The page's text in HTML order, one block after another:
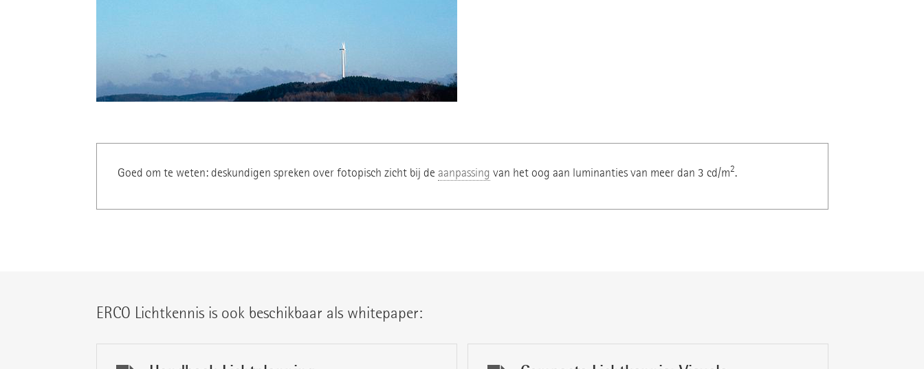
Goed om te weten: deskundigen spreken over fotopisch zicht bij de aanpassing van het oog aan luminanties van meer dan 3 cd/m2.
ERCO Lichtkennis is ook beschikbaar als whitepaper: